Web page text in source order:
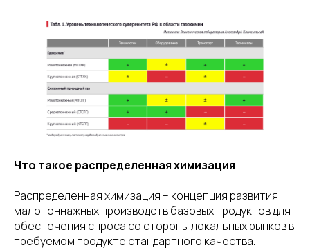
Что такое распределенная химизация
Распределенная химизация – концепция развития
малотоннажных производств базовых продуктов для
обеспечения спроса со стороны локальных рынков в
требуемом продукте стандартного качества.